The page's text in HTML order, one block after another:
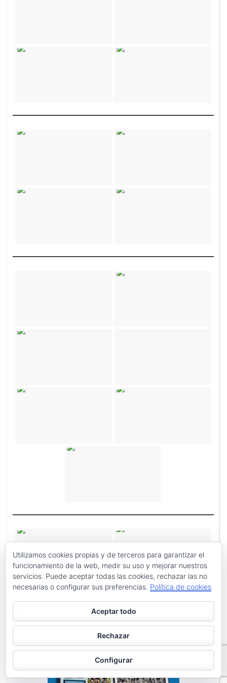
Utilizamos cookies propias y de terceros para garantizar el
funcionamiento de la web, medir su uso y mejorar nuestros
servicios. Puede aceptar todas las cookies, rechazar las no
necesarias o configurar sus preferencias. Política de cookies
Aceptar todo
Rechazar
Configurar